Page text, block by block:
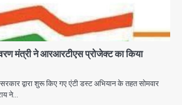
मंत्री ने आरआरटीएस प्रोजेक्ट का किया
द्वारा शुरू किए गए एंटी डस्ट अभियान के तहत सोमवार
ने…
युवकों की मौत, परिवारों में मातम
Avinash Kumar
Iljin fire accident: इलजिन
इलेक्ट्रॉनिक्स की बिल्डिंग में बड़े निर्माण दोष,
चौंकाने वाला खुलासा
Avinash Kumar